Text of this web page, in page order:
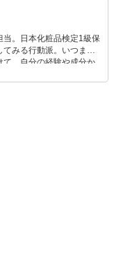
身の経験をもとにした
。日本化粧品検定1級保
みる行動派。いつまで
て、自分の経験や成分か